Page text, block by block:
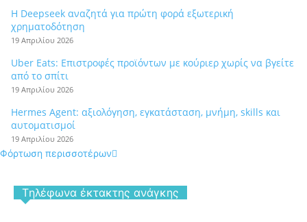
Η Deepseek αναζητά για πρώτη φορά εξωτερική
χρηματοδότηση
19 Απριλίου 2026
Uber Eats: Επιστροφές προϊόντων με κούριερ χωρίς να βγείτε
από το σπίτι
19 Απριλίου 2026
Hermes Agent: αξιολόγηση, εγκατάσταση, μνήμη, skills και
αυτοματισμοί
19 Απριλίου 2026
Φόρτωση περισσοτέρων
Tηλέφωνα έκτακτης ανάγκης